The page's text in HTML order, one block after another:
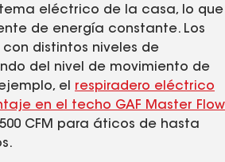
eléctrico de la casa, lo que
de energía constante. Los
distintos niveles de
del nivel de movimiento de
el respiradero eléctrico
en el techo GAF Master Flow
CFM para áticos de hasta